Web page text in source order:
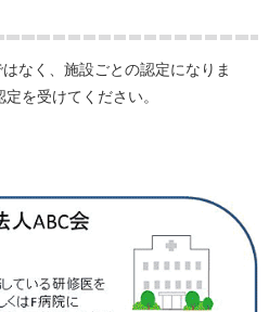
なく、施設ごとの認定になりま
を受けてください。